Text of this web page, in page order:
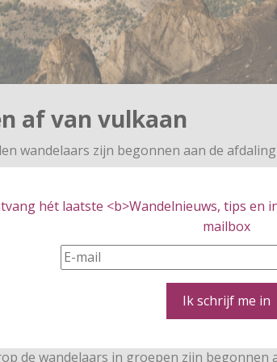
hét laatste <b>Wandelnieuws, tips en
mailbox
Ik schrijf me in
af van vulkaan
wandelaars zijn begonnen aan de
6.4 op de schaal van Richter zorgde
gevaarlijk werden. Bij de aardbeving in
330 mensen raakten gewond.
gevallen. De wandelaars, waarvan de
aardbeving vast op de berg. Ze hebben
voedsel en hulpmiddelen via helikopters.
de wandelaars in groepen zijn begonnen